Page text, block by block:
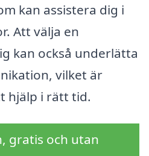
kan assistera dig i
Att välja en
kan också underlätta
vilket är
hjälp i rätt tid.
gratis och utan